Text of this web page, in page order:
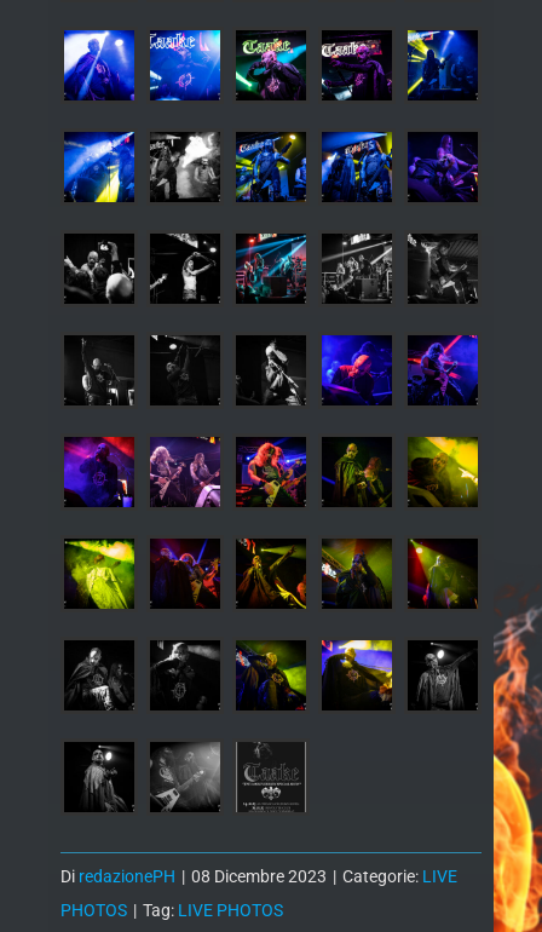
Di redazionePH | 08 Dicembre 2023 | Categorie: LIVE
PHOTOS | Tag: LIVE PHOTOS